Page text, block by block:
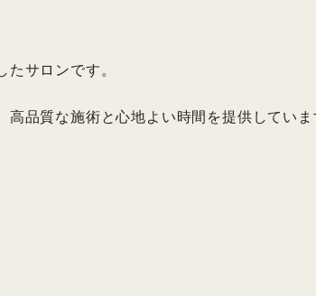
サロンです。
高品質な施術と心地よい時間を提供してい